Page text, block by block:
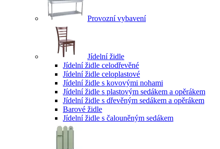
Provozní vybavení
Jídelní židle
Jídelní židle celodřevěné
Jídelní židle celoplastové
Jídelní židle s kovovými nohami
Jídelní židle s plastovým sedákem a opěrákem
Jídelní židle s dřevěným sedákem a opěrákem
Barové židle
Jídelní židle s čalouněným sedákem